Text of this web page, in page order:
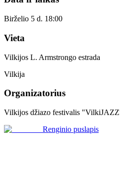
Birželio 5 d. 18:00
Vieta
Vilkijos L. Armstrongo estrada
Vilkija
Organizatorius
Vilkijos džiazo festivalis
Renginio puslapis